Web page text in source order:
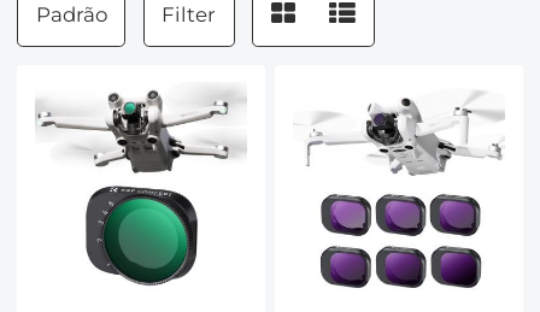
Padrão Filter